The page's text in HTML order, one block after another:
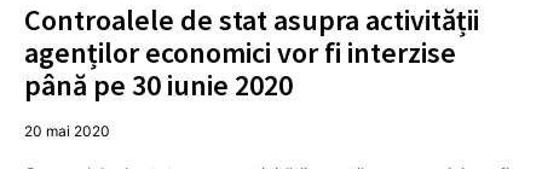
Controalele de stat asupra activității
agenților economici vor fi interzise
până pe 30 iunie 2020
20 mai 2020